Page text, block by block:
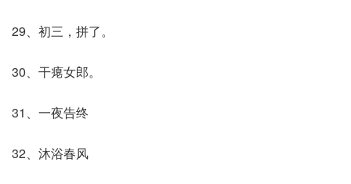
29、初三，拼了。
30、干瘪女郎。
31、一夜告终
32、沐浴春风